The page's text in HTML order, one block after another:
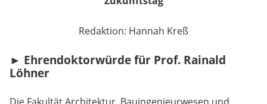
Redaktion: Hannah Kreß
► Ehrendoktorwürde für Prof. Rainald
Löhner